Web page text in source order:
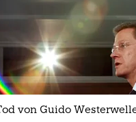
von Guido